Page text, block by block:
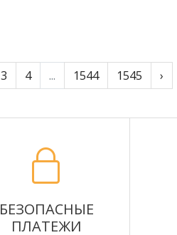
3 4 ... 1544 1545 ›
БЕЗОПАСНЫЕ
ПЛАТЕЖИ